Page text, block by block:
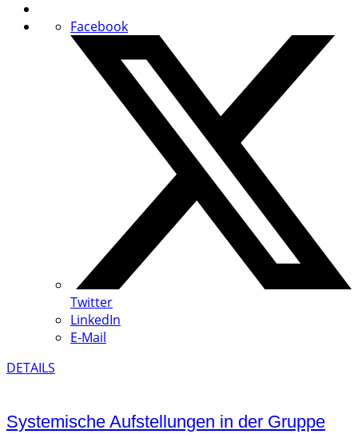
Facebook
Twitter
LinkedIn
E-Mail
DETAILS
Systemische Aufstellungen in der Gruppe